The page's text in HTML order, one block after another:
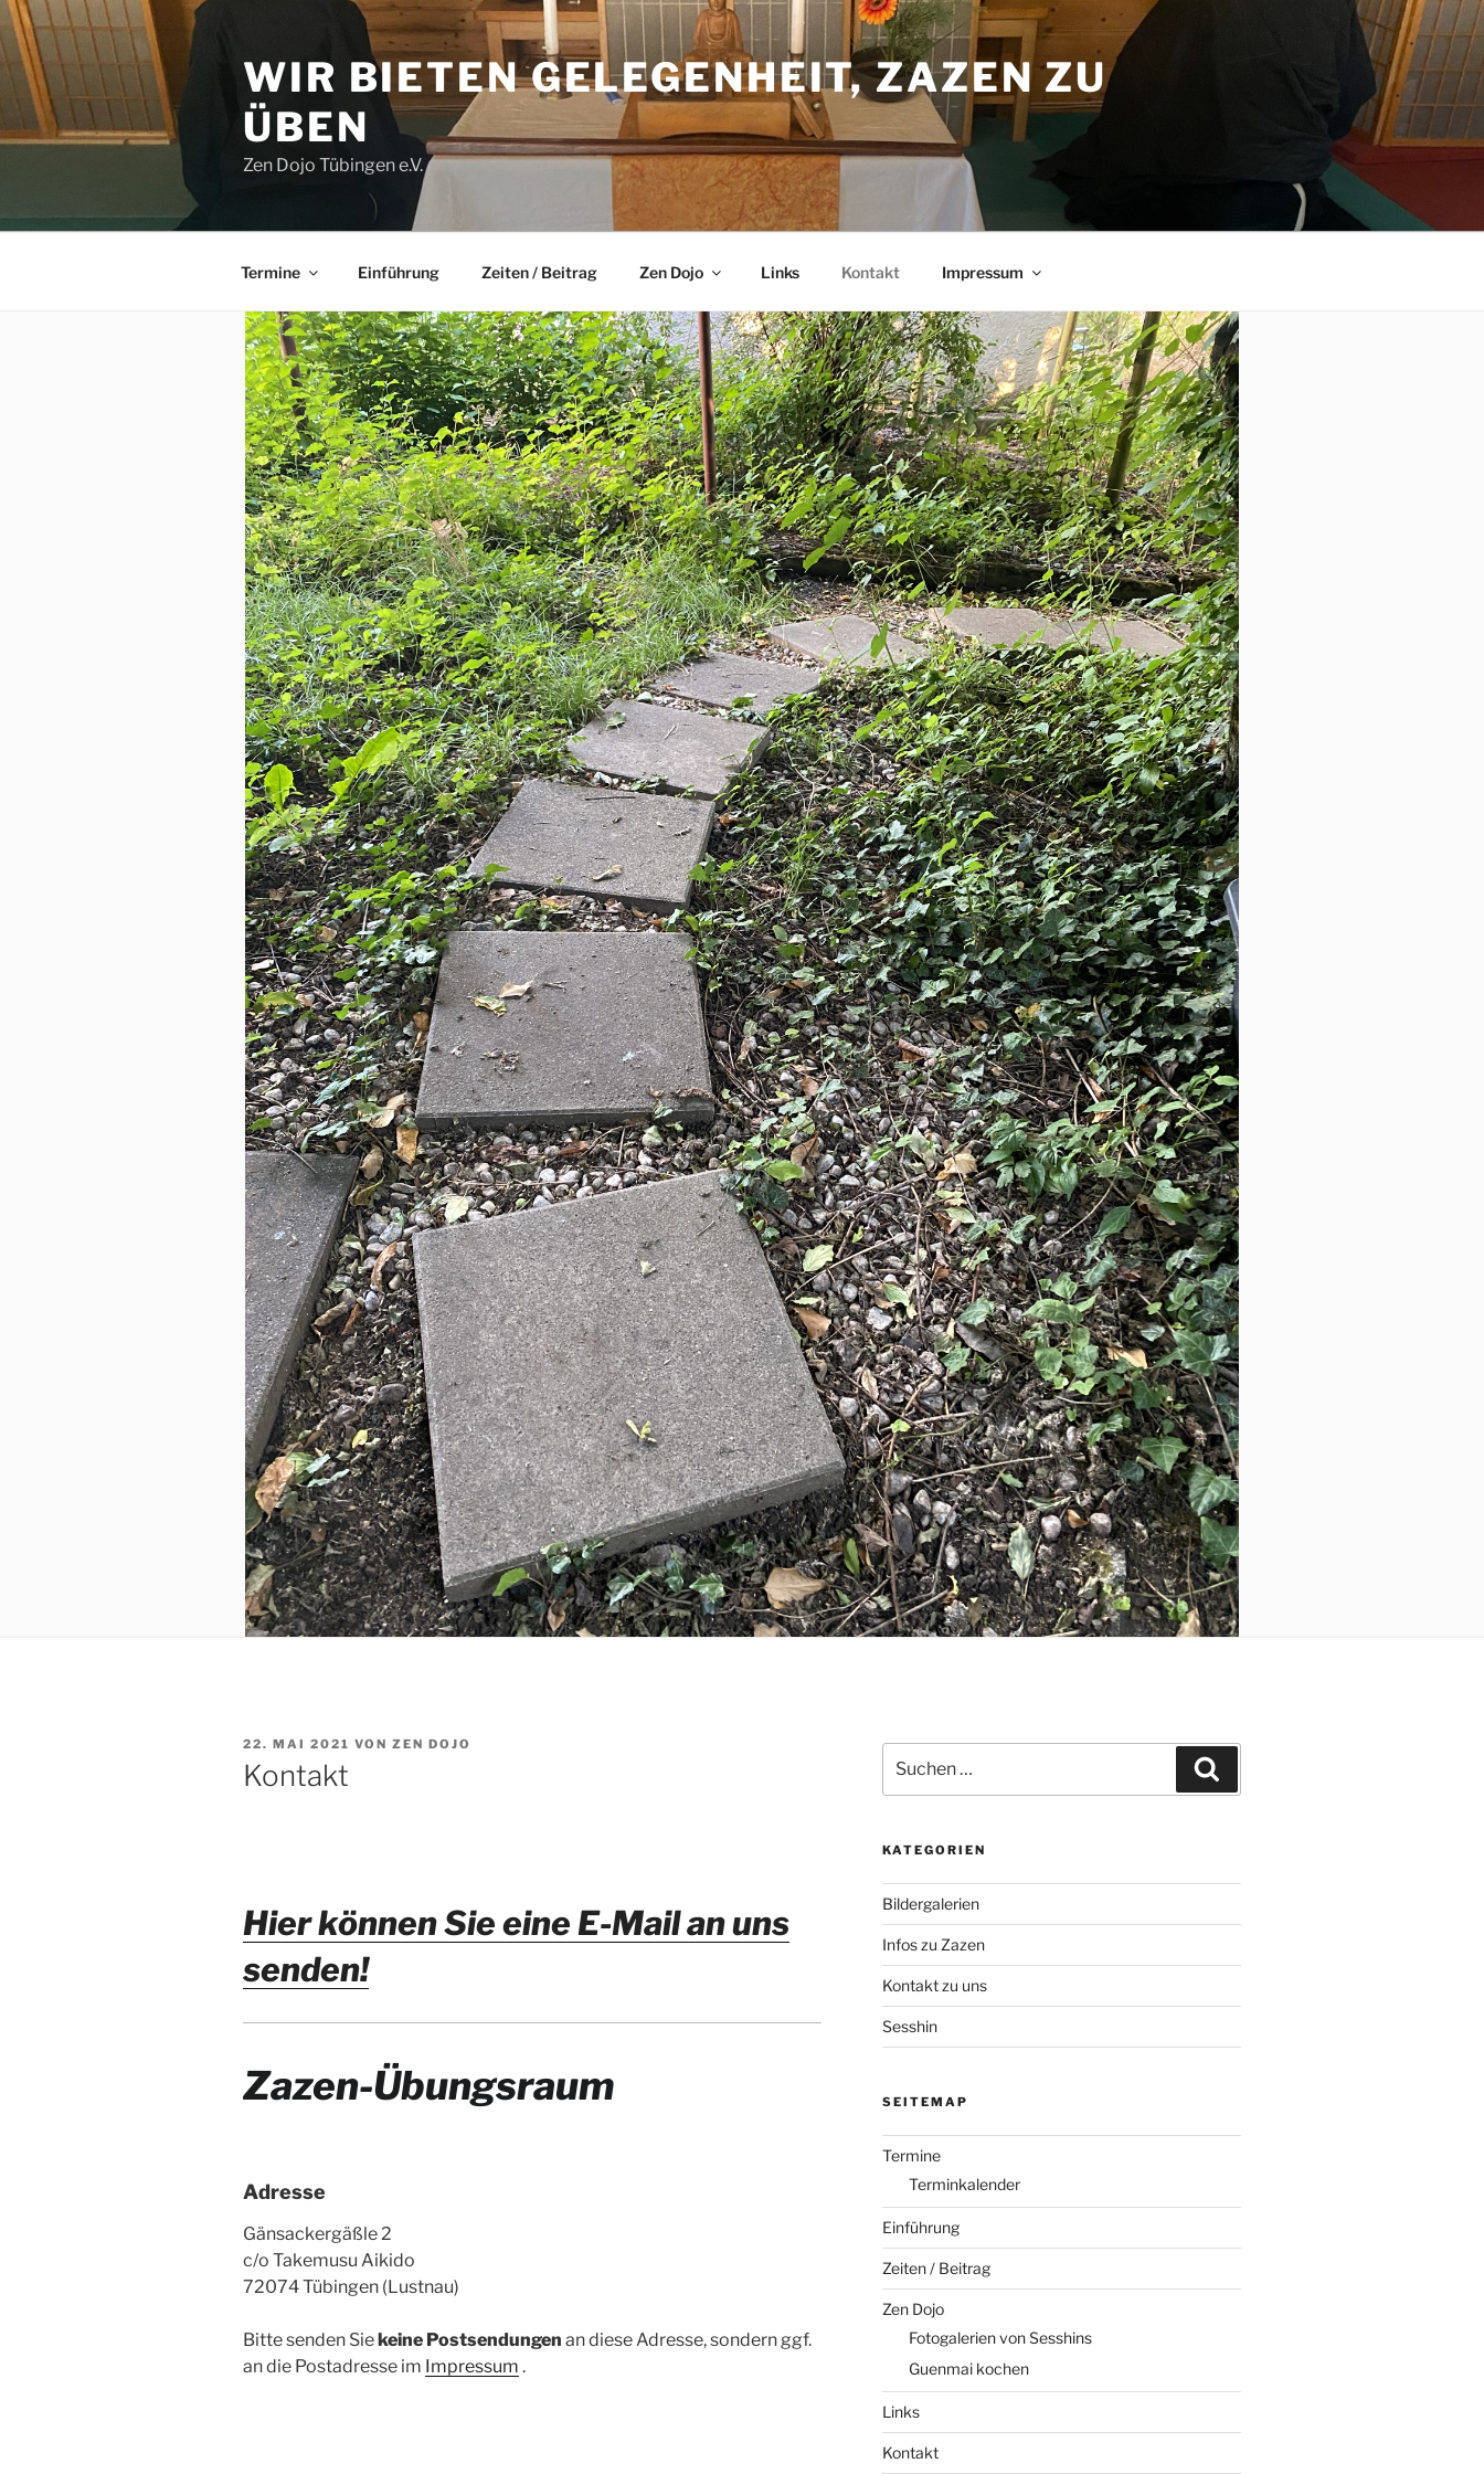
Zum
Inhalt
springen
WIR BIETEN GELEGENHEIT, ZAZEN ZU
ÜBEN
Zen Dojo Tübingen e.V.
Termine Einführung Zeiten / Beitrag Zen Dojo Links Kontakt Impressum
VERÖFFENTLICHT
AM
22. MAI 2021 VON ZEN DOJO
Kontakt
Hier können Sie eine E-Mail an uns
senden!
Zazen-Übungsraum
Adresse
Gänsackergäßle 2
c/o Takemusu Aikido
72074 Tübingen (Lustnau)
Bitte senden Siekeine Postsendungen an diese Adresse, sondern ggf.
an die Postadresse im Impressum .
nach:
KATEGORIEN
Bildergalerien
Infos zu Zazen
Kontakt zu uns
Sesshin
SEITEMAP
Termine
Terminkalender
Einführung
Zeiten / Beitrag
Zen Dojo
Fotogalerien von Sesshins
Guenmai kochen
Links
Kontakt